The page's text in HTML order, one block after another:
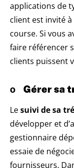
applications de
client est invité
course. Si vous
faire référencer
clients puissent
o Gérer sa
Lesuivi de sa
développer et
gestionnaire
essaie de
fournisseurs.